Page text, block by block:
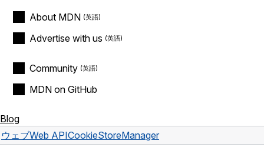
About MDN
Advertise with us
Community
MDN on GitHub
Blog
ウェブWeb APICookieStoreManager